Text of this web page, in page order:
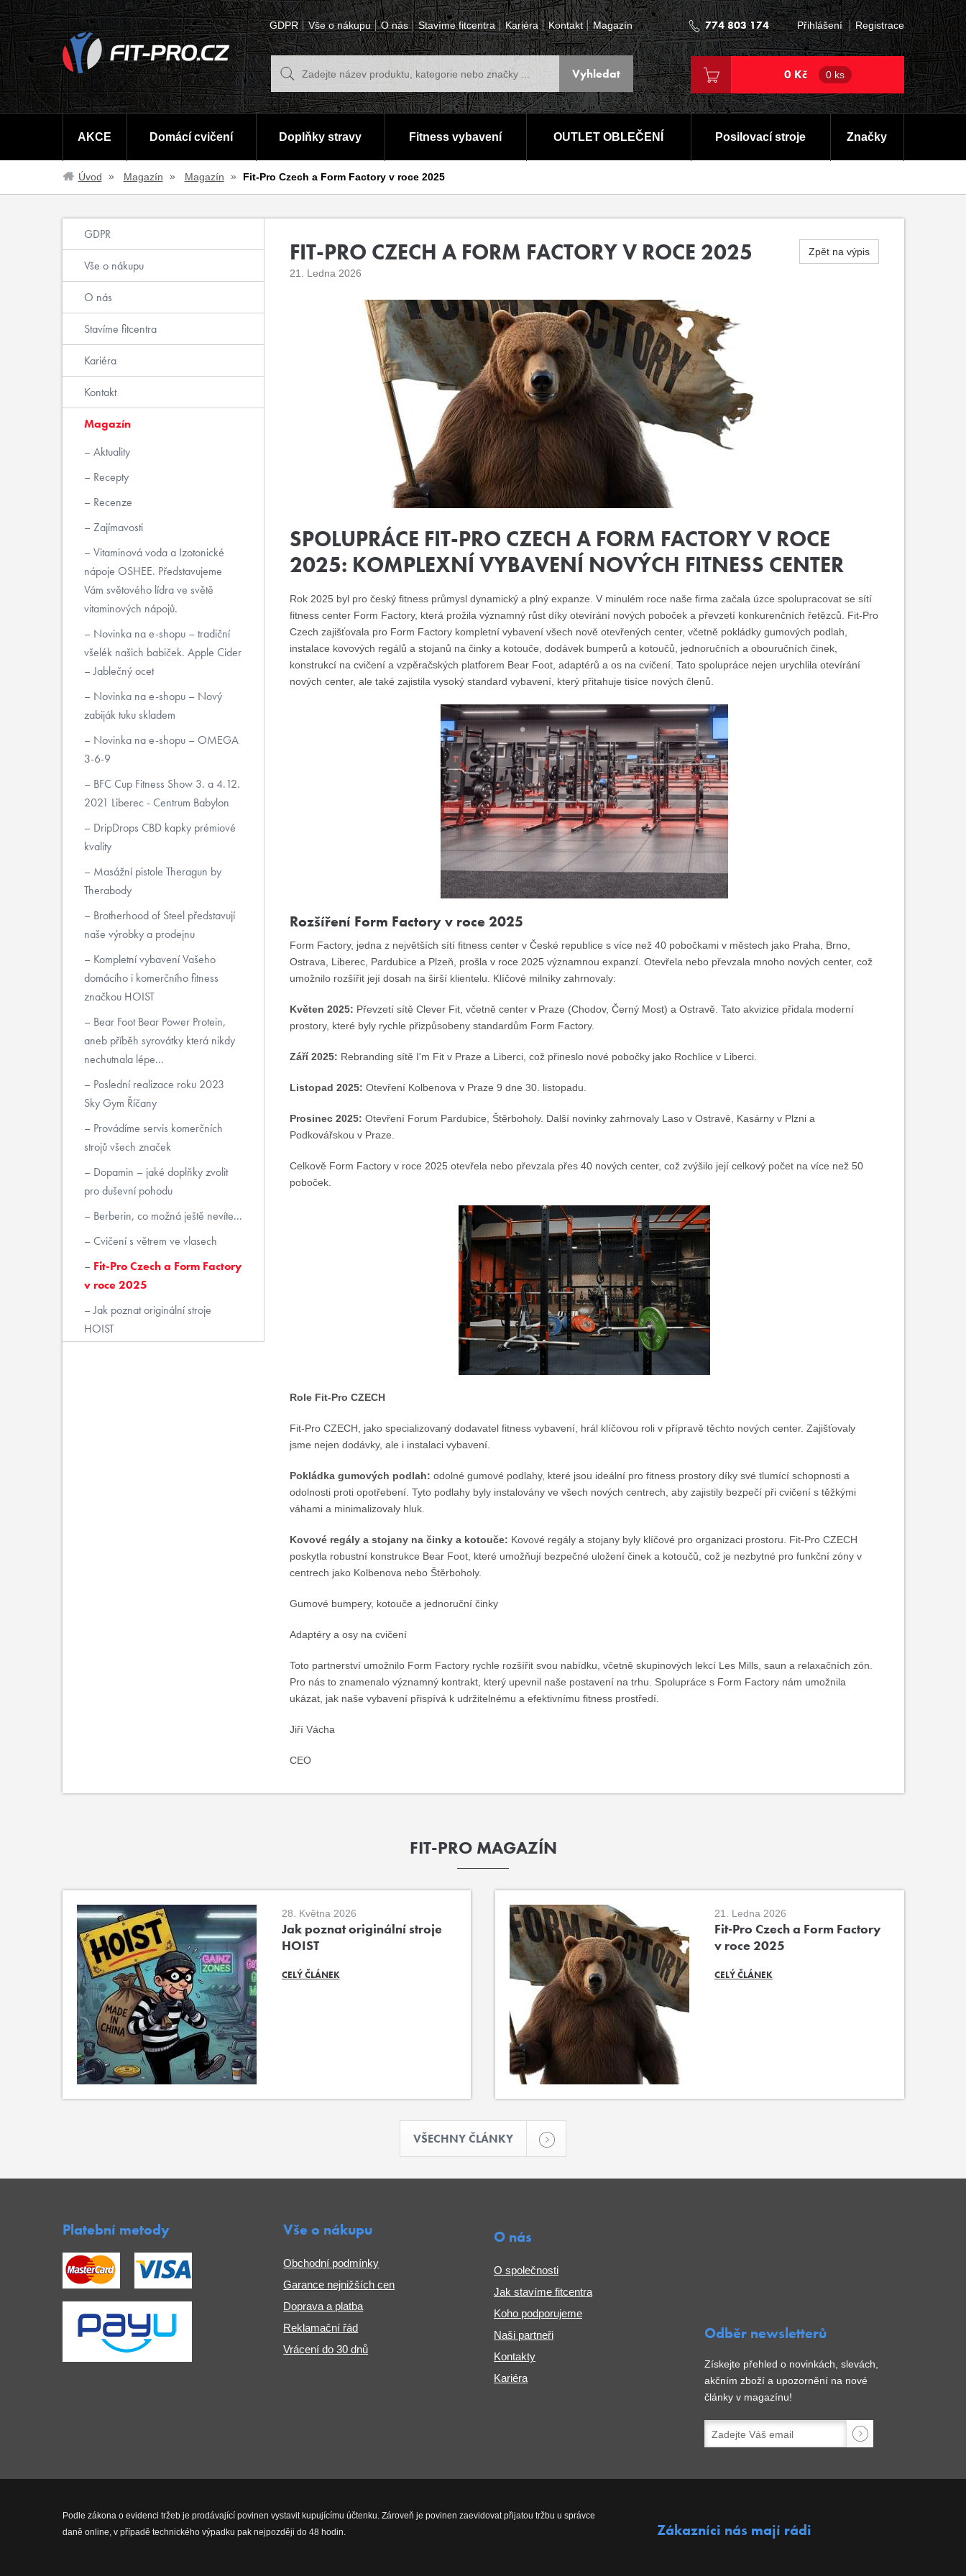
GDPR Vše o nákupu O nás Stavíme fitcentra Kariéra Kontakt Magazín 774 803 174 Přihlášení Registrace
0 Kč 0 ks
AKCE Domácí cvičení Doplňky stravy Fitness vybavení OUTLET OBLEČENÍ Posilovací stroje Značky
Úvod Magazín Magazín Fit-Pro Czech a Form Factory v roce 2025
Zpět na výpis
FIT-PRO CZECH A FORM FACTORY V ROCE 2025
21. Ledna 2026
SPOLUPRÁCE FIT-PRO CZECH A FORM FACTORY V ROCE
2025: KOMPLEXNÍ VYBAVENÍ NOVÝCH FITNESS CENTER
Rok 2025 byl pro český fitness průmysl dynamický a plný expanze. V minulém roce naše firma začala úzce spolupracovat se sítí
fitness center Form Factory, která prožila významný růst díky otevírání nových poboček a převzetí konkurenčních řetězců. Fit-Pro
Czech zajišťovala pro Form Factory kompletní vybavení všech nově otevřených center, včetně pokládky gumových podlah,
instalace kovových regálů a stojanů na činky a kotouče, dodávek bumperů a kotoučů, jednoručních a obouručních činek,
konstrukcí na cvičení a vzpěračských platforem Bear Foot, adaptérů a os na cvičení. Tato spolupráce nejen urychlila otevírání
nových center, ale také zajistila vysoký standard vybavení, který přitahuje tisíce nových členů.
Rozšíření Form Factory v roce 2025
Form Factory, jedna z největších sítí fitness center v České republice s více než 40 pobočkami v městech jako Praha, Brno,
Ostrava, Liberec, Pardubice a Plzeň, prošla v roce 2025 významnou expanzí. Otevřela nebo převzala mnoho nových center, což
umožnilo rozšířit její dosah na širší klientelu. Klíčové milníky zahrnovaly:
Květen 2025: Převzetí sítě Clever Fit, včetně center v Praze (Chodov, Černý Most) a Ostravě. Tato akvizice přidala moderní
prostory, které byly rychle přizpůsobeny standardům Form Factory.
Září 2025: Rebranding sítě I'm Fit v Praze a Liberci, což přineslo nové pobočky jako Rochlice v Liberci.
Listopad 2025: Otevření Kolbenova v Praze 9 dne 30. listopadu.
Prosinec 2025: Otevření Forum Pardubice, Štěrboholy. Další novinky zahrnovaly Laso v Ostravě, Kasárny v Plzni a
Podkovářskou v Praze.
Celkově Form Factory v roce 2025 otevřela nebo převzala přes 40 nových center, což zvýšilo její celkový počet na více než 50
poboček.
Role Fit-Pro CZECH
Fit-Pro CZECH, jako specializovaný dodavatel fitness vybavení, hrál klíčovou roli v přípravě těchto nových center. Zajišťovaly
jsme nejen dodávky, ale i instalaci vybavení.
Pokládka gumových podlah: odolné gumové podlahy, které jsou ideální pro fitness prostory díky své tlumící schopnosti a
odolnosti proti opotřebení. Tyto podlahy byly instalovány ve všech nových centrech, aby zajistily bezpečí při cvičení s těžkými
váhami a minimalizovaly hluk.
Kovové regály a stojany na činky a kotouče: Kovové regály a stojany byly klíčové pro organizaci prostoru. Fit-Pro CZECH
poskytla robustní konstrukce Bear Foot, které umožňují bezpečné uložení činek a kotoučů, což je nezbytné pro funkční zóny v
centrech jako Kolbenova nebo Štěrboholy.
Gumové bumpery, kotouče a jednoruční činky
Adaptéry a osy na cvičení
Toto partnerství umožnilo Form Factory rychle rozšířit svou nabídku, včetně skupinových lekcí Les Mills, saun a relaxačních zón.
Pro nás to znamenalo významný kontrakt, který upevnil naše postavení na trhu. Spolupráce s Form Factory nám umožnila
ukázat, jak naše vybavení přispívá k udržitelnému a efektivnímu fitness prostředí.
Jiří Vácha
CEO
GDPR
Vše o nákupu
O nás
Stavíme fitcentra
Kariéra
Kontakt
Magazín
Aktuality
Recepty
Recenze
Zajímavosti
Vitaminová voda a Izotonické
nápoje OSHEE. Představujeme
Vám světového lídra ve světě
vitaminových nápojů.
Novinka na e-shopu – tradiční
všelék našich babiček. Apple Cider
– Jablečný ocet
Novinka na e-shopu – Nový
zabiják tuku skladem
Novinka na e-shopu – OMEGA
3-6-9
BFC Cup Fitness Show 3. a 4.12.
2021 Liberec - Centrum Babylon
DripDrops CBD kapky prémiové
kvality
Masážní pistole Theragun by
Therabody
Brotherhood of Steel představují
naše výrobky a prodejnu
Kompletní vybavení Vašeho
domácího i komerčního fitness
značkou HOIST
Bear Foot Bear Power Protein,
aneb příběh syrovátky která nikdy
nechutnala lépe...
Poslední realizace roku 2023
Sky Gym Říčany
Provádíme servis komerčních
strojů všech značek
Dopamin – jaké doplňky zvolit
pro duševní pohodu
Berberin, co možná ještě nevíte...
Cvičení s větrem ve vlasech
Fit-Pro Czech a Form Factory
v roce 2025
Jak poznat originální stroje
HOIST
FIT-PRO MAGAZÍN
28. Května 2026
Jak poznat originální stroje
HOIST
CELÝ ČLÁNEK
21. Ledna 2026
Fit-Pro Czech a Form Factory
v roce 2025
CELÝ ČLÁNEK
VŠECHNY ČLÁNKY
Platební metody Vše o nákupu
Obchodní podmínky
Garance nejnižších cen
Doprava a platba
Reklamační řád
Vrácení do 30 dnů
O nás
O společnosti
Jak stavíme fitcentra
Koho podporujeme
Naši partneři
Kontakty
Kariéra
Odběr newsletterů
Získejte přehled o novinkách, slevách,
akčním zboží a upozornění na nové
články v magazínu!
Podle zákona o evidenci tržeb je prodávající povinen vystavit kupujícímu účtenku. Zároveň je povinen zaevidovat přijatou tržbu u správce
daně online, v případě technického výpadku pak nejpozději do 48 hodin.
Zákazníci nás mají rádi